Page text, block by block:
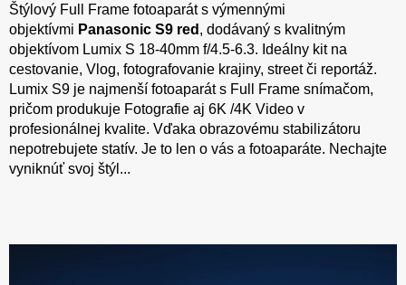
Štýlový Full Frame fotoaparát s výmennými
objektívmi Panasonic S9 red , dodávaný s kvalitným
objektívom Lumix S 18-40mm f/4.5-6.3. Ideálny kit na
cestovanie, Vlog, fotografovanie krajiny, street či reportáž.
Lumix S9 je najmenší fotoaparát s Full Frame snímačom,
pričom produkuje Fotografie aj 6K /4K Video v
profesionálnej kvalite. Vďaka obrazovému stabilizátoru
nepotrebujete statív. Je to len o vás a fotoaparáte. Nechajte
vyniknúť svoj štýl...